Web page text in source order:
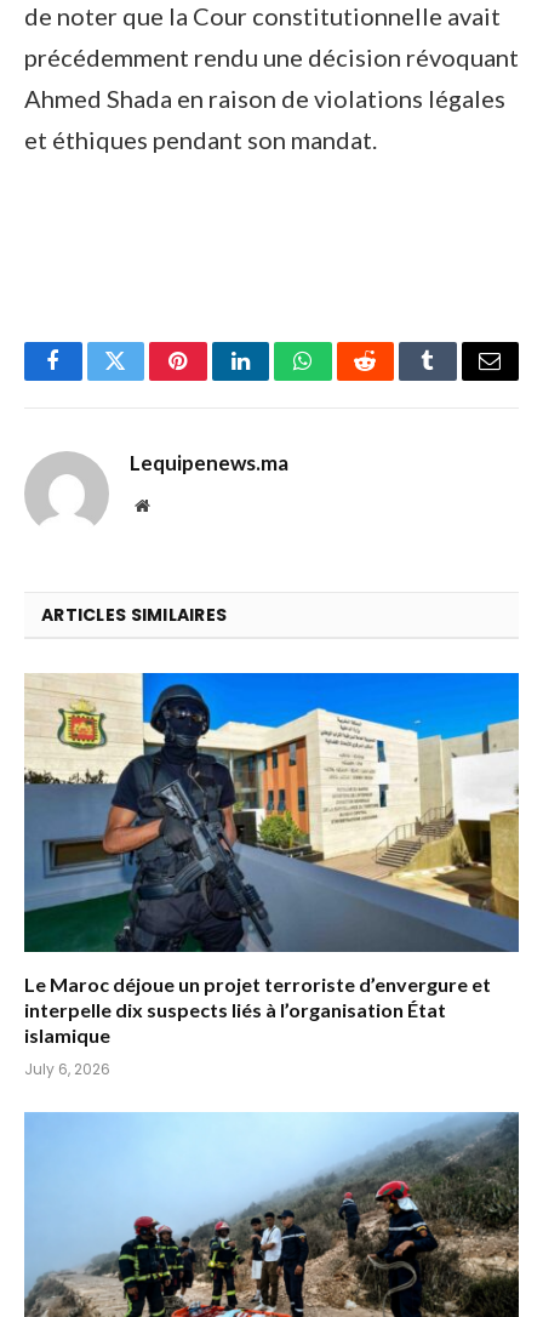
de noter que la Cour constitutionnelle avait
précédemment rendu une décision révoquant
Ahmed Shada en raison de violations légales
et éthiques pendant son mandat.
FacebookTwitterPinterestLinkedInWhatsAppRedditTumblrEmail
Lequipenews.ma
Website
ARTICLES SIMILAIRES
Le Maroc déjoue un projet terroriste d’envergure et
interpelle dix suspects liés à l’organisation État
islamique
July 6, 2026